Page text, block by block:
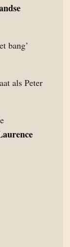
bang’
als Peter